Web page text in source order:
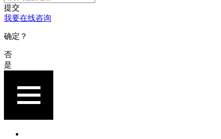
提交
我要在线咨询
确定？
否
是